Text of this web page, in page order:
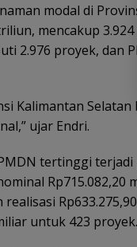
modal di
mencakup
2.976 proyek, dan
Kalimantan
ujar Endri.
tertinggi terjadi
untuk 423 proyek.